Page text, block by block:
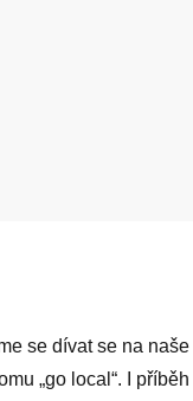
se dívat se na naše
„go local“. I příběh